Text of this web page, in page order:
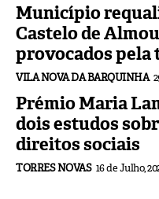
Município
Castelo de
provocados
VILA NOVA DA BARQUINHA
Prémio Maria
dois estudos
direitos sociais
TORRES NOVAS 16 de Julho,